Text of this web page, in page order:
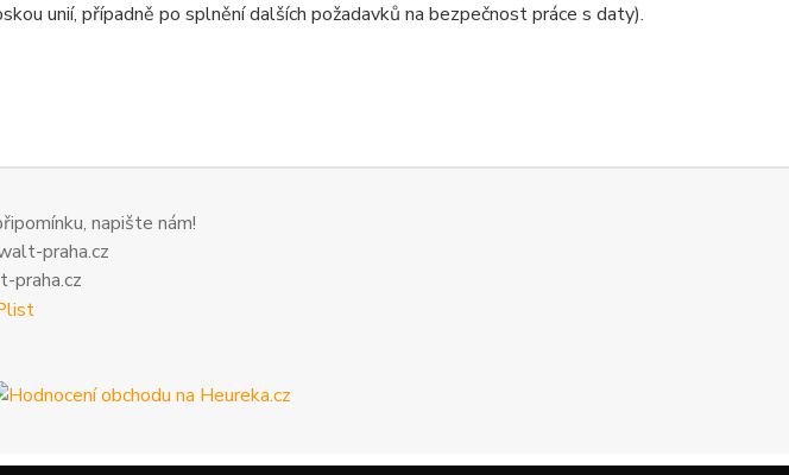
unií, případně po splnění dalších požadavků na bezpečnost práce s daty).
napište nám!
praha.cz
praha.cz